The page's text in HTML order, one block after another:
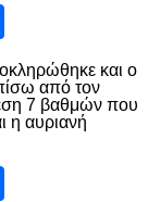
και ο
από τον
7 βαθμών που
η αυριανή